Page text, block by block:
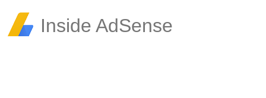
Inside AdSense